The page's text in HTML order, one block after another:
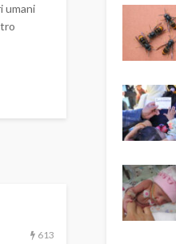
umani
613